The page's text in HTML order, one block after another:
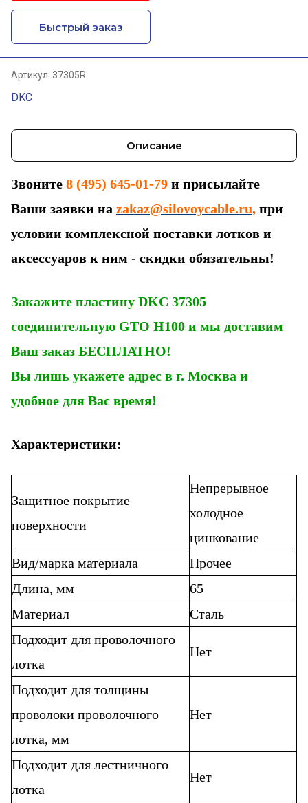
Быстрый заказ
Артикул: 37305R
DKC
Описание
Звоните 8 (495) 645-01-79 и присылайте
Ваши заявки на zakaz@silovoycable.ru, при
условии комплексной поставки лотков и
аксессуаров к ним - скидки обязательны!
Закажите пластину DKC 37305
соединительную GTO H100 и мы доставим
Ваш заказ БЕСПЛАТНО!
Вы лишь укажете адрес в г. Москва и
удобное для Вас время!
Характеристики:
Защитное покрытие
поверхности
Непрерывное
холодное
цинкование
Вид/марка материала
Прочее
Длина, мм
65
Материал
Сталь
Подходит для проволочного
лотка
Нет
Подходит для толщины
проволоки проволочного
лотка, мм
Нет
Подходит для лестничного
лотка
Нет